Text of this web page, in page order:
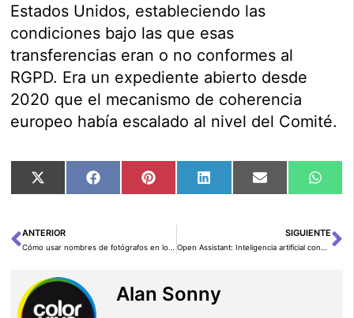
Estados Unidos, estableciendo las
condiciones bajo las que esas
transferencias eran o no conformes al
RGPD. Era un expediente abierto desde
2020 que el mecanismo de coherencia
europeo había escalado al nivel del Comité.
Compartir
en
X
Compartir
en
FacebookCompartir
en
PinterestCompartir
en
LinkedInCompartir
en
Email
en
Ant
ANTERIOR SIGUIENTE
Alan Sonny